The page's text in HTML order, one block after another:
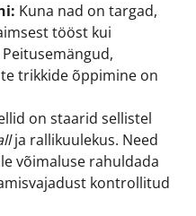
Kuna nad on targad,
tööst kui
trikkide õppimine on
on staarid sellistel
ja rallikuulekus. Need
võimaluse rahuldada
kontrollitud